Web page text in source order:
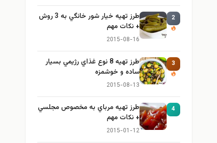
2
طرز تهيه خیار شور خانگي به 3 روش
+ نكات مهم
2015-08-16
3
طرز تهيه 8 نوع غذاي رژيمي بسيار
ساده و خوشمزه
2015-08-13
4
طرز تهيه مرباي به مخصوص مجلسي
+ نكات مهم
2015-01-12